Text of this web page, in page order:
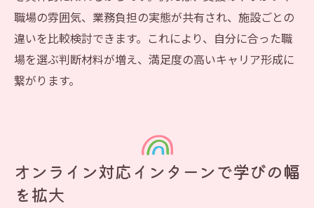
職場の雰囲気、業務負担の実態が共有され、施設ごとの
違いを比較検討できます。これにより、自分に合った職
場を選ぶ判断材料が増え、満足度の高いキャリア形成に
繋がります。
オンライン対応インターンで学びの幅
を拡大